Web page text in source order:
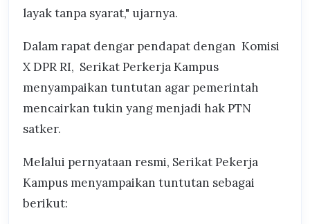
layak tanpa syarat," ujarnya.
Dalam rapat dengar pendapat dengan Komisi
X DPR RI, Serikat Perkerja Kampus
menyampaikan tuntutan agar pemerintah
mencairkan tukin yang menjadi hak PTN
satker.
Melalui pernyataan resmi, Serikat Pekerja
Kampus menyampaikan tuntutan sebagai
berikut: